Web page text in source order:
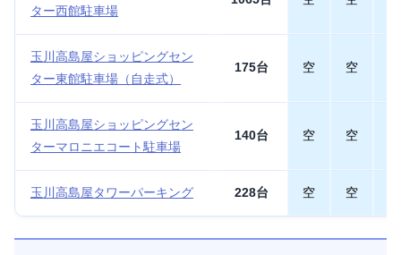
ター西館駐車場
玉川高島屋ショッピングセン
ター東館駐車場（自走式）
175台 空 空
玉川高島屋ショッピングセン
ターマロニエコート駐車場
140台 空 空
玉川高島屋タワーパーキング 228台 空 空